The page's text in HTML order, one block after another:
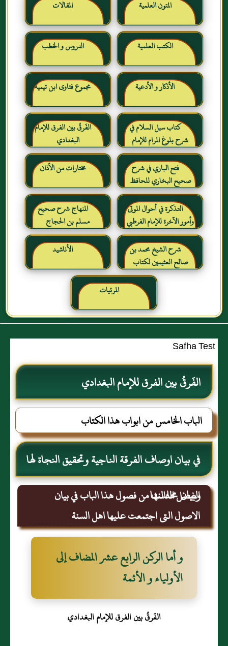
المتون العلمية المقالات
الكتب العلمية الدروس و الخطب
الأذكار و الأدعية مجموع فتاوى ابن تيمية
كتاب سبل السلام في
شرح بلوغ المرام للإمام
الصنعاني رحمه الله
الفَرقُ بين الفرق للإمام
البغدادي
فتح الباري في شرح
صحيح البخاري للحافظ
ابن حجر العسقلاني
مختارات من الأذان
التذكرة في أحوال الموتى
وأمور الآخرة للإمام الفرطبي
رحمه الله
المنهاج شرح صحيح
مسلم بن الحجاج
شرح الشيخ محمد بن
صالح العثيمين لكتاب
رياض الصالحين للإمام
النووي رحمهم الله تعالى
الأناشيد
المرئيات
Safha Test
الفَرقُ بين الفرق للإمام البغدادي
الباب الخامس من ابواب هذا الكتاب
في بيان اوصاف الفرقة الناجية وتحقيق النجاة لها
وبيان محاسنها
الفصل الثالث من فصول هذا الباب في بيان
الاصول التى اجتمعت عليها اهل السنة
و أما الركن الرابع عشر المضاف إلى
الأولياء و الأئمة
الفَرقُ بين الفرق للإمام البغدادي